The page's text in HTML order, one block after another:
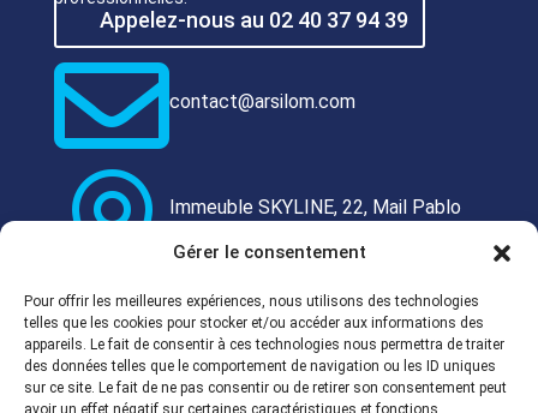
Gérer le consentement
Pour offrir les meilleures expériences, nous utilisons des technologies
telles que les cookies pour stocker et/ou accéder aux informations des
appareils. Le fait de consentir à ces technologies nous permettra de traiter
des données telles que le comportement de navigation ou les ID uniques
sur ce site. Le fait de ne pas consentir ou de retirer son consentement peut
avoir un effet négatif sur certaines caractéristiques et fonctions.
Appelez-nous au 02 40 37 94 39
contact@arsilom.com
Immeuble SKYLINE, 22, Mail Pablo
Marque déposée